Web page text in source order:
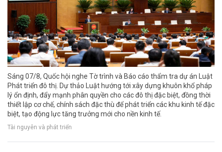
Sáng 07/8, Quốc hội nghe Tờ trình và Báo cáo thẩm tra dự án Luật
Phát triển đô thị. Dự thảo Luật hướng tới xây dựng khuôn khổ pháp
lý ổn định, đẩy mạnh phân quyền cho các đô thị đặc biệt, đồng thời
thiết lập cơ chế, chính sách đặc thù để phát triển các khu kinh tế đặc
biệt, tạo động lực tăng trưởng mới cho nền kinh tế.
Tài nguyên và phát triển